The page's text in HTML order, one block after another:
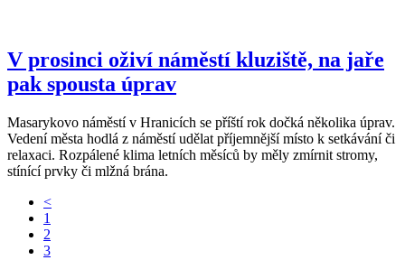
V prosinci oživí náměstí kluziště, na jaře
pak spousta úprav
Masarykovo náměstí v Hranicích se příští rok dočká několika úprav.
Vedení města hodlá z náměstí udělat příjemnější místo k setkávání či
relaxaci. Rozpálené klima letních měsíců by měly zmírnit stromy,
stínící prvky či mlžná brána.
<
1
2
3